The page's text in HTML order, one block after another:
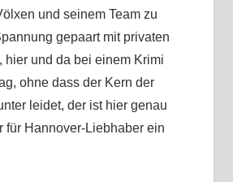
und seinem Team zu
gepaart mit privaten
hier und da bei einem Krimi
ohne dass der Kern der
leidet, der ist hier genau
für Hannover-Liebhaber ein